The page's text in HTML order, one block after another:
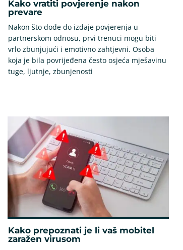
Kako vratiti povjerenje nakon
prevare
Nakon što dođe do izdaje povjerenja u
partnerskom odnosu, prvi trenuci mogu biti
vrlo zbunjujući i emotivno zahtjevni. Osoba
koja je bila povrijeđena često osjeća mješavinu
tuge, ljutnje, zbunjenosti
Kako prepoznati je li vaš mobitel
zaražen virusom